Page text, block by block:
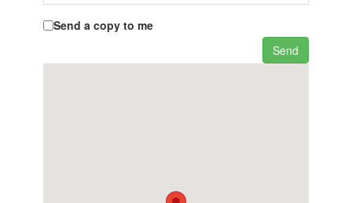
Send a copy to me
Send